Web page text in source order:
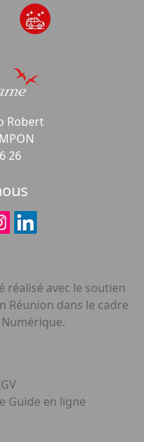
Robert
26
réalisé avec le soutien
Réunion dans le cadre
Guide en ligne